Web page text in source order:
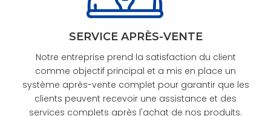
SERVICE APRÈS-VENTE
Notre entreprise prend la satisfaction du client
comme objectif principal et a mis en place un
système après-vente complet pour garantir que les
clients peuvent recevoir une assistance et des
services complets après l'achat de nos produits.